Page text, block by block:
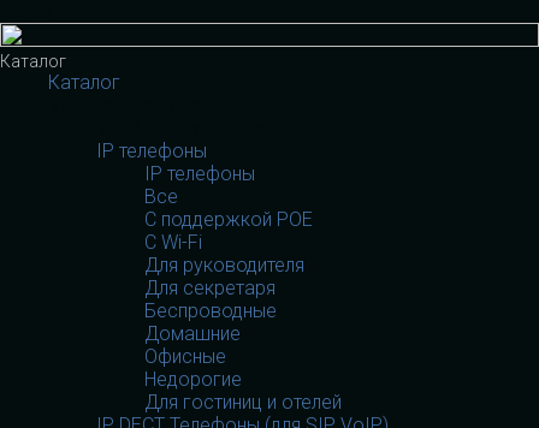
Каталог
Каталог
IP телефоны
IP телефоны
Все
С поддержкой POE
C Wi-Fi
Для руководителя
Для секретаря
Беспроводные
Домашние
Офисные
Недорогие
Для гостиниц и отелей